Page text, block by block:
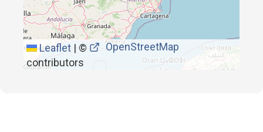
Leaflet | ©
OpenStreetMap
contributors